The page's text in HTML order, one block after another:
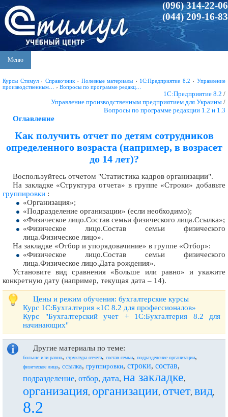
(096) 314-22-06
(044) 209-16-83
Меню
Курсы Стимул› Справочник› Полезные материалы › 1С:Предприятие 8.2 ›Управление
производственным…
› Вопросы по программе редакц…
1С:Предприятие 8.2 /
Управление производственным предприятием для Украины /
Вопросы по программе редакции 1.2 и 1.3
Оглавление
Как получить отчет по детям сотрудников
определенного возраста (например, в возрасет
до 14 лет)?
Воспользуйтесь отчетом "Статистика кадров организации".
На закладке «Структура отчета» в группе «Строки» добавьте
группировки :
«Организация»;
«Подразделение организации» (если необходимо);
«Физическое лицо.Состав семьи физического лица.Ссылка»;
«Физическое лицо.Состав семьи физического
лица.Физическое лицо».
На закладке «Отбор и упорядовачиние» в группе «Отбор»:
«Физическое лицо.Состав семьи физического
лица.Физическое лицо.Дата рождения».
Установите вид сравнения «Больше или равно» и укажите
конкретную дату (например, текущая дата – 14).
Цены и режим обучения: бухгалтерские курсы
Курс 1С:Бухгалтерия «1С 8.2 для профессионалов»
Курс "Бухгалтерский учет + 1С:Бухгалтерия 8.2 для
начинающих"
Другие материалы по теме:
больше или равно, структура отчета, состав семьи, подразделение организации,
физическое лицо, ссылка, группировки, строки, состав,
подразделение, отбор, дата, на закладке,
организация, организации, отчет, вид,
8.2